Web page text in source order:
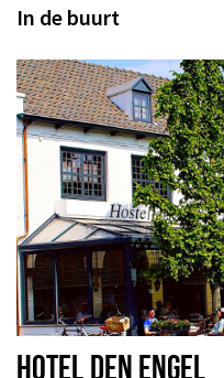
In de buurt
HOTEL DEN ENGEL